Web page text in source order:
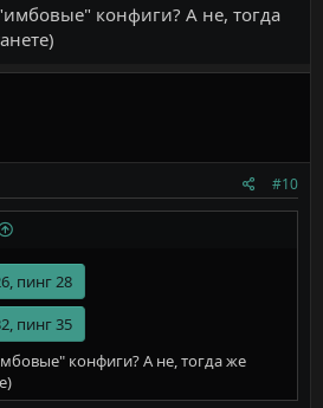
конфиги? А не, тогда
#10
пинг 28
пинг 35
конфиги? А не, тогда же